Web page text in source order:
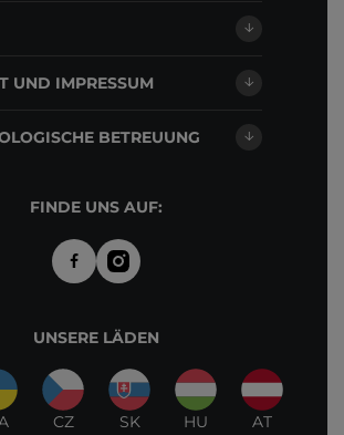
UND IMPRESSUM
BETREUUNG
FINDE UNS AUF:
UNSERE LÄDEN
CZ SK HU AT